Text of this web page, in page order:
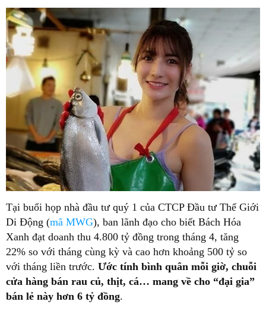
Tại buổi họp nhà đầu tư quý 1 của CTCP Đầu tư Thế Giới
Di Động (mã MWG), ban lãnh đạo cho biết Bách Hóa
Xanh đạt doanh thu 4.800 tỷ đồng trong tháng 4, tăng
22% so với tháng cùng kỳ và cao hơn khoảng 500 tỷ so
với tháng liền trước. Ước tính bình quân mỗi giờ, chuỗi
cửa hàng bán rau củ, thịt, cá… mang về cho “đại gia”
bán lẻ này hơn 6 tỷ đồng.